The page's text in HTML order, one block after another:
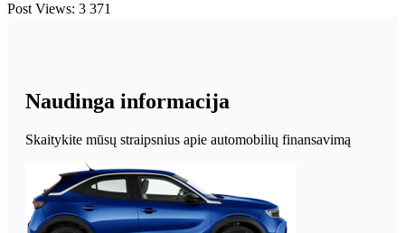
Post Views: 3 371
Naudinga informacija
Skaitykite mūsų straipsnius apie automobilių finansavimą